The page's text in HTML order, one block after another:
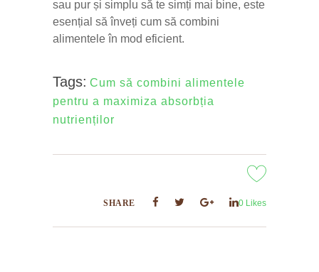
sau pur și simplu să te simți mai bine, este
esențial să înveți cum să combini
alimentele în mod eficient.
Tags: Cum să combini alimentele
pentru a maximiza absorbția
nutrienților
SHARE 0 Likes